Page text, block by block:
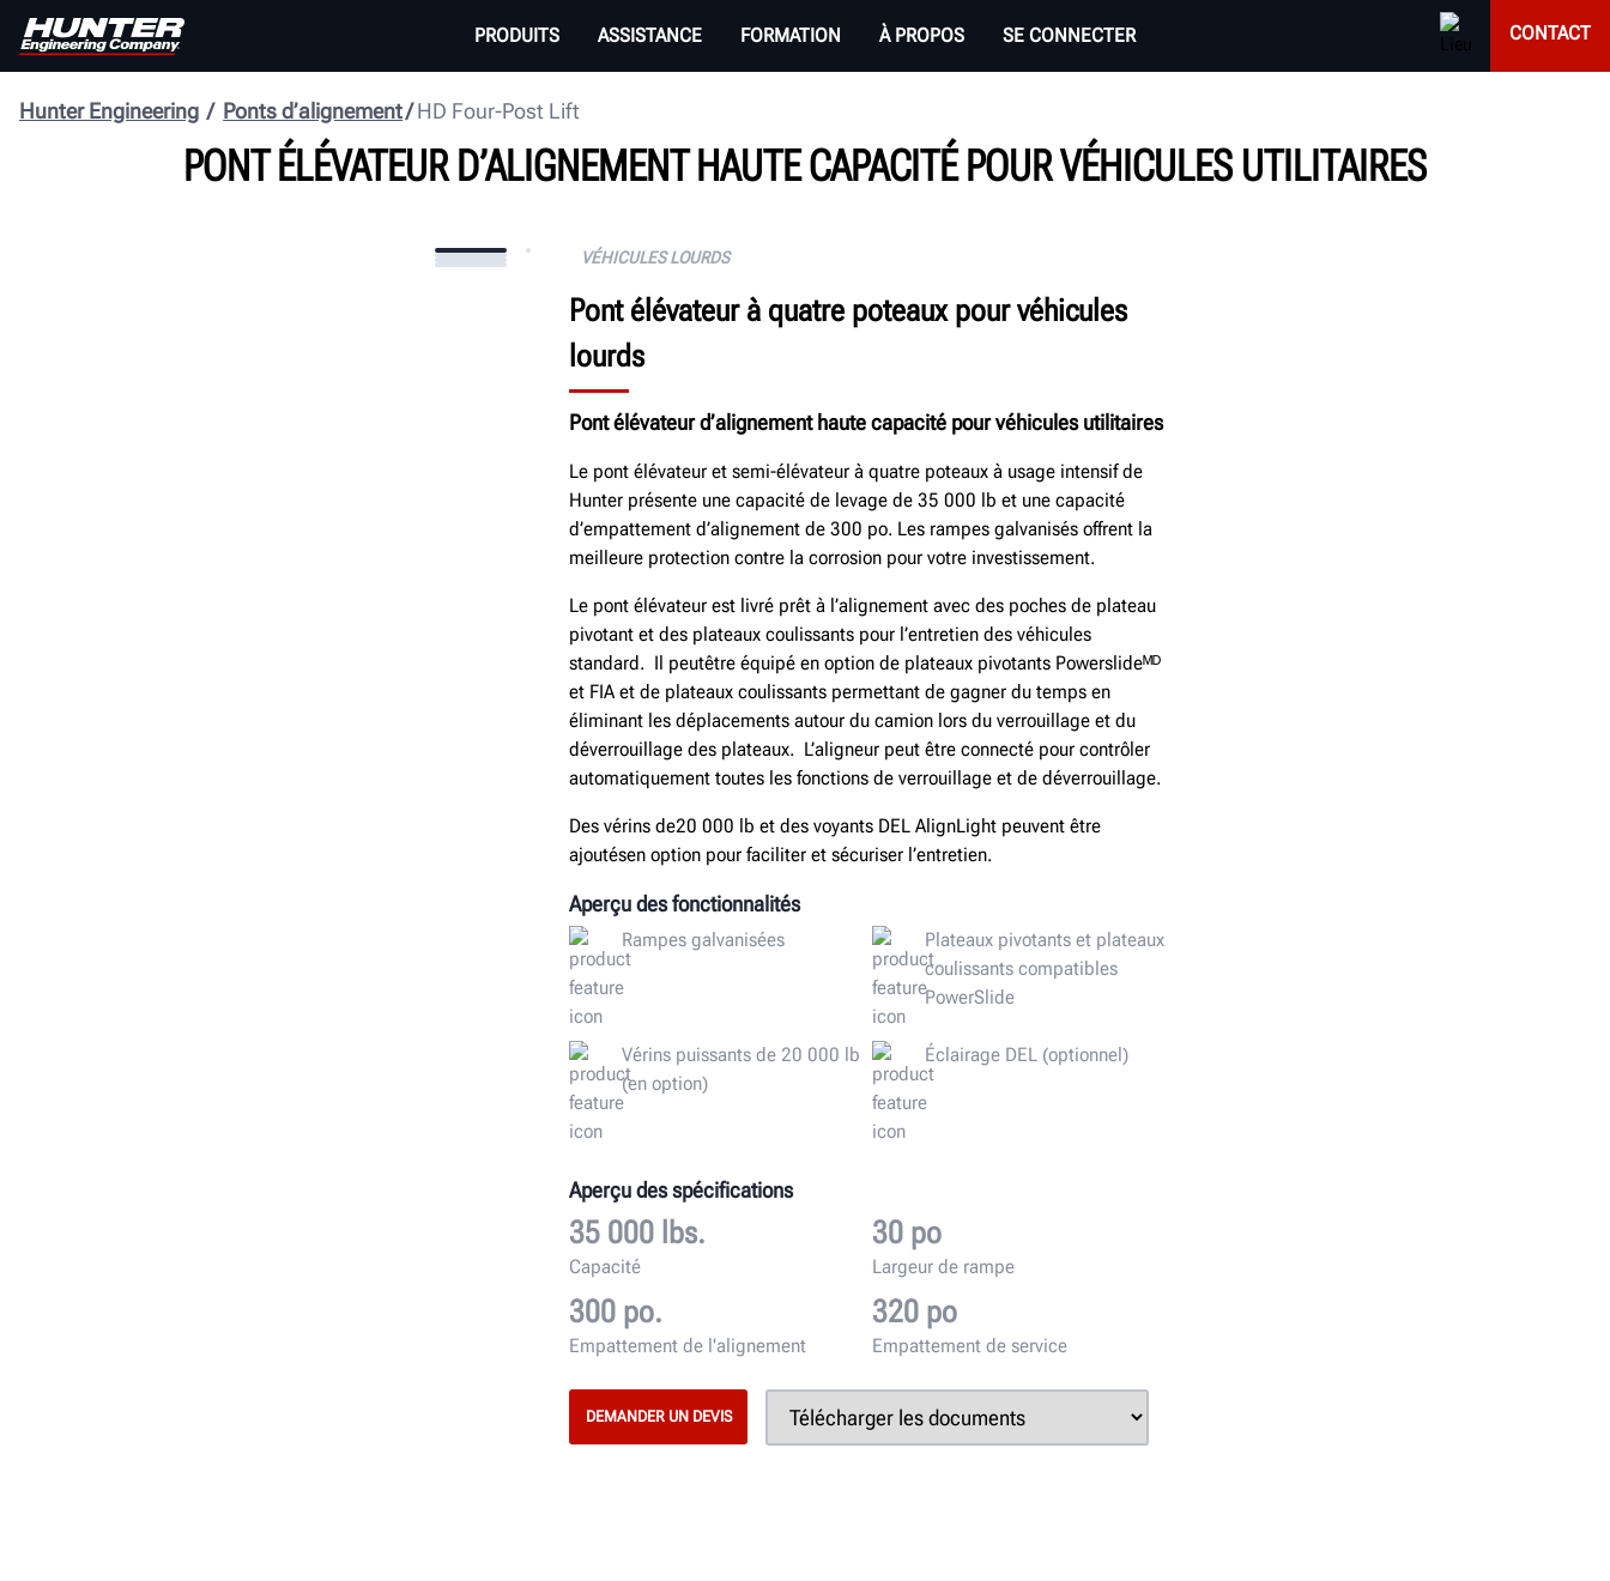
PRODUITS ASSISTANCE FORMATION À PROPOS SE CONNECTER CONTACT
HD Four-Post Lift
Ponts d’alignement
Hunter Engineering
PONT ÉLÉVATEUR D’ALIGNEMENT HAUTE CAPACITÉ POUR VÉHICULES UTILITAIRES
VÉHICULES LOURDS
Pont élévateur à quatre poteaux pour véhicules
lourds
Pont élévateur d’alignement haute capacité pour véhicules utilitaires
Le pont élévateur et semi-élévateur à quatre poteaux à usage intensif de
Hunter présente une capacité de levage de 35 000 lb et une capacité
d’empattement d’alignement de 300 po. Les rampes galvanisés offrent la
meilleure protection contre la corrosion pour votre investissement.
Le pont élévateur est livré prêt à l’alignement avec des poches de plateau
pivotant et des plateaux coulissants pour l’entretien des véhicules
standard. Il peutêtre équipé en option de plateaux pivotants Powerslideᴹᴰ
et FIAetde plateaux coulissants permettant de gagner du temps en
éliminant les déplacements autour du camion lors du verrouillage et du
déverrouillage des plateaux. L’aligneur peutêtre connecté pour contrôler
automatiquement toutes les fonctions de verrouillage et de déverrouillage.
Des vérins de20 000 lb et des voyants DEL AlignLight peuvent être
ajoutésen option pour faciliter et sécuriser l’entretien.
Aperçu des fonctionnalités
Rampes galvanisées
Plateaux pivotants et plateaux
coulissants compatibles
PowerSlide
Vérins puissants de 20 000 lb
(en option)
Éclairage DEL (optionnel)
Aperçu des spécifications
35 000 lbs.
Capacité
30 po
Largeur de rampe
300 po.
Empattement de l'alignement
320 po
Empattement de service
DEMANDER UN DEVIS